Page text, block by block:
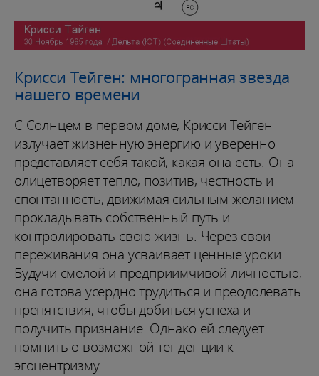
Крисси Тейген: многогранная звезда
нашего времени
С Солнцем в первом доме, Крисси Тейген
излучает жизненную энергию и уверенно
представляет себя такой, какая она есть. Она
олицетворяет тепло, позитив, честность и
спонтанность, движимая сильным желанием
прокладывать собственный путь и
контролировать свою жизнь. Через свои
переживания она усваивает ценные уроки.
Будучи смелой и предприимчивой личностью,
она готова усердно трудиться и преодолевать
препятствия, чтобы добиться успеха и
получить признание. Однако ей следует
помнить о возможной тенденции к
эгоцентризму.